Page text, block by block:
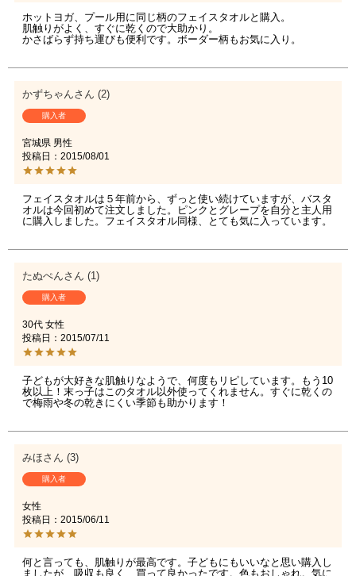
ホットヨガ、プール用に同じ柄のフェイスタオルと購入。
肌触りがよく、すぐに乾くので大助かり。
かさばらず持ち運びも便利です。ボーダー柄もお気に入り。
かずちゃん 2
購入者
宮城県 男性
投稿日
2015/08/01
フェイスタオルは５年前から、ずっと使い続けていますが、バスタ
オルは今回初めて注文しました。ピンクとグレープを自分と主人用
に購入しました。フェイスタオル同様、とても気に入っています。
たぬぺん 1
購入者
30代 女性
投稿日
2015/07/11
子どもが大好きな肌触りなようで、何度もリピしています。もう10
枚以上！末っ子はこのタオル以外使ってくれません。すぐに乾くの
で梅雨や冬の乾きにくい季節も助かります！
みほ 3
購入者
女性
投稿日
2015/06/11
何と言っても、肌触りが最高です。子どもにもいいなと思い購入し
ましたが、吸収も良く、買って良かったです。色もおしゃれ。気に